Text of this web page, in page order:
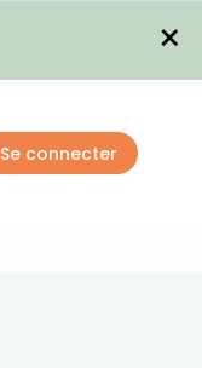
×
Se connecter